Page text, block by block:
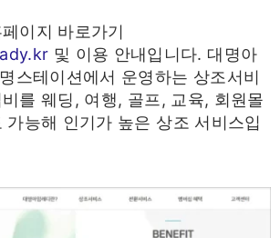
이지 바로가기
및 이용 안내입니다. 대명아
스테이션에서 운영하는 상조서비
를 웨딩, 여행, 골프, 교육, 회원몰
가능해 인기가 높은 상조 서비스입